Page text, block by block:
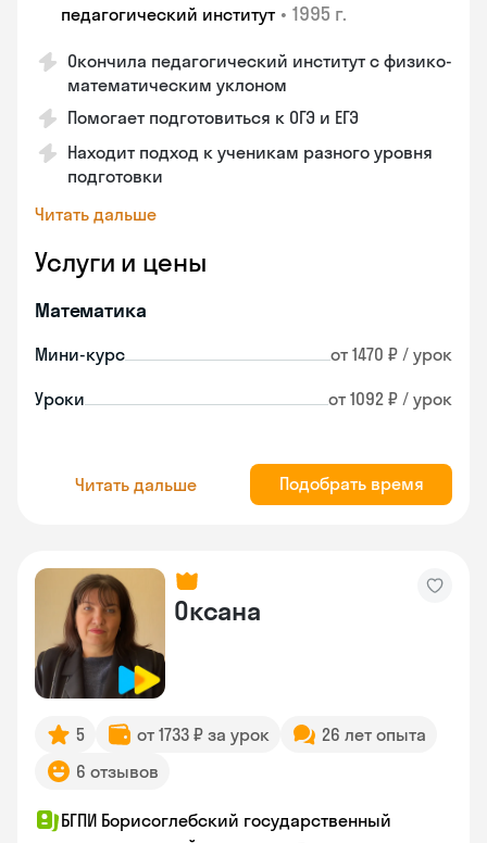
педагогический институт • 1995 г.
Окончила педагогический институт с физико-
математическим уклоном
Помогает подготовиться к ОГЭ и ЕГЭ
Находит подход к ученикам разного уровня
подготовки
Читать дальше
Услуги и цены
Математика
Мини-курс от 1470 ₽ / урок
Уроки от 1092 ₽ / урок
Читать дальше Подобрать время
Оксана
5 от 1733 ₽ за урок
26 лет опыта
6 отзывов
БГПИ Борисоглебский государственный